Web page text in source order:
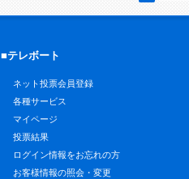
■テレボート
ネット投票会員登録
各種サービス
マイページ
投票結果
ログイン情報をお忘れの方
お客様情報の照会・変更